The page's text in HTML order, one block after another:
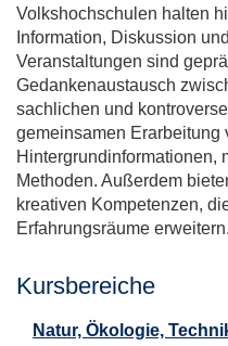
Volkshochschulen halten
Information, Diskussion
Veranstaltungen sind
Gedankenaustausch
sachlichen und
gemeinsamen Erarbeitung
Hintergrundinformationen,
Methoden. Außerdem
kreativen Kompetenzen,
Erfahrungsräume erweitern.
Kursbereiche
Natur, Ökologie,